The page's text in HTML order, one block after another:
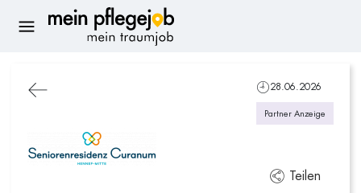
28.06.2026
Partner Anzeige
Teilen